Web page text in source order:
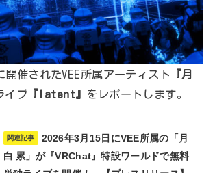
開催されたVEE所属アーティスト
『月
イブ 『latent』 をレポートします。
関連記事
2026年3月15日にVEE所属の「月
白 累」が『VRChat』特設ワールドで無料